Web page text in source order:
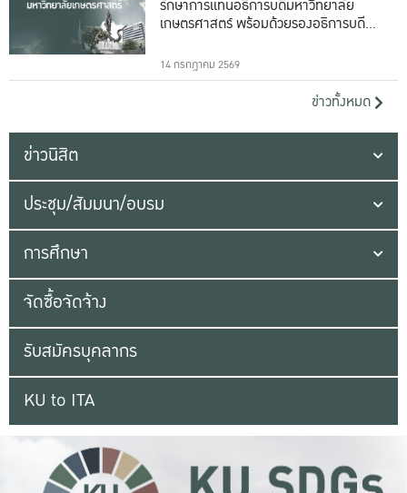
รักษาการแทนอธิการบดีมหาวิทยาลัย
เกษตรศาสตร์ พร้อมด้วยรองอธิการบดีทั้ง
14 กรกฎาคม 2569
ข่าวทั้งหมด
ข่าวนิสิต
ประชุม/สัมมนา/อบรม
การศึกษา
จัดซื้อจัดจ้าง
รับสมัครบุคลากร
KU to ITA